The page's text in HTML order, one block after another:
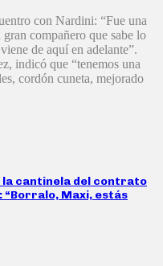
con Nardini: “Fue una
compañero que sabe lo
de aquí en adelante”.
indicó que “tenemos una
cordón cuneta, mejorado
la cantinela del contrato
Maxi, estás